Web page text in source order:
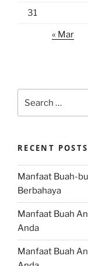
31
« Mar
for:
RECENT POSTS
Manfaat Buah-
Berbahaya
Manfaat Buah
Anda
Manfaat Buah